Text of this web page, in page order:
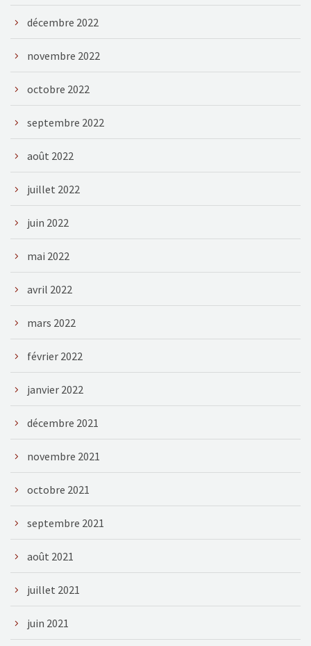
décembre 2022
novembre 2022
octobre 2022
septembre 2022
août 2022
juillet 2022
juin 2022
mai 2022
avril 2022
mars 2022
février 2022
janvier 2022
décembre 2021
novembre 2021
octobre 2021
septembre 2021
août 2021
juillet 2021
juin 2021